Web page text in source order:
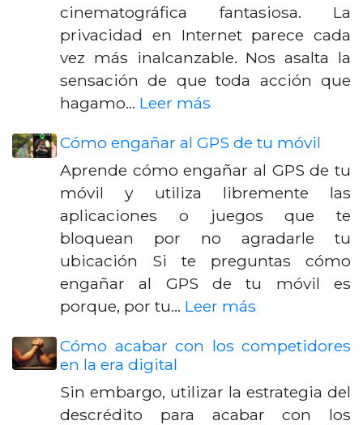
cinematográfica fantasiosa. La
privacidad en Internet parece cada
vez más inalcanzable. Nos asalta la
sensación de que toda acción que
hagamo… Leer más
Cómo engañar al GPS de tu móvil
Aprende cómo engañar al GPS de tu
móvil y utiliza libremente las
aplicaciones o juegos que te
bloquean por no agradarle tu
ubicación Si te preguntas cómo
engañar al GPS de tu móvil es
porque, por tu… Leer más
Cómo acabar con los competidores
en la era digital
Sin embargo, utilizar la estrategia del
descrédito para acabar con los